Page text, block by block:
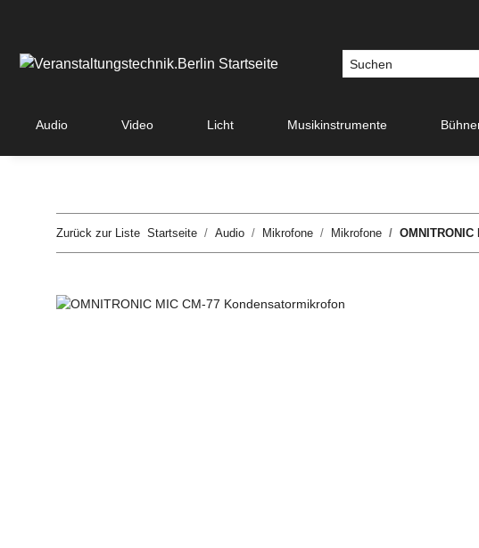
Audio Video Licht Musikinstrumente
Zurück zur Liste Startseite Audio Mikrofone Mikrofone